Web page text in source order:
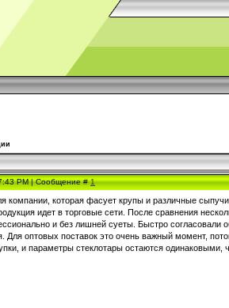
PM | Сообщение #1
компании, которая фасует крупы и различные
идет в торговые сети. После сравнения
и без лишней суеты. Быстро согласовали
Для оптовых поставок это очень важный момент,
и параметры стеклотары остаются одинаковыми,